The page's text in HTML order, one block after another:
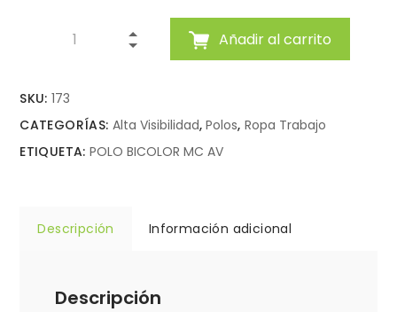
Añadir al carrito
SKU:173
CATEGORÍAS: Alta Visibilidad,Polos,Ropa Trabajo
ETIQUETA: POLO BICOLOR MC AV
Descripción Información adicional
Descripción